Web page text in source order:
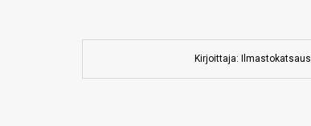
Kirjoittaja: Ilmastokatsaus